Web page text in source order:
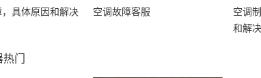
具体原因和解决
空调故障客服
空调
和解
门